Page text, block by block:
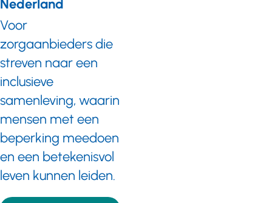
Nederland
Voor
zorgaanbieders die
streven naar een
inclusieve
samenleving, waarin
mensen met een
beperking meedoen
en een betekenisvol
leven kunnen leiden.